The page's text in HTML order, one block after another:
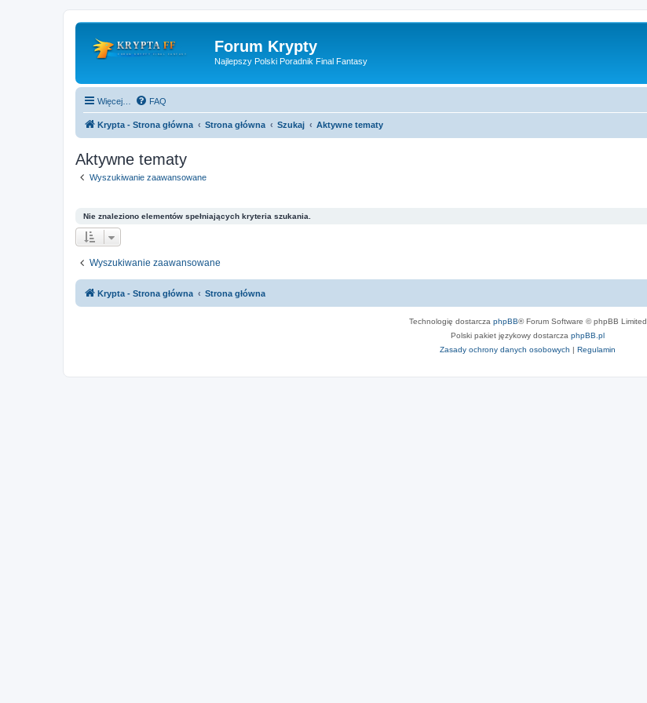
Forum Krypty
Najlepszy Polski Poradnik Final Fantasy
Więcej… FAQ
Krypta - Strona główna Strona główna Szukaj Aktywne tematy
Aktywne tematy
Wyszukiwanie zaawansowane
Nie znaleziono elementów spełniających kryteria szukania.
Wyszukiwanie zaawansowane
Krypta - Strona główna Strona główna
Technologię dostarcza phpBB® Forum Software © phpBB Limited
Polski pakiet językowy dostarcza phpBB.pl
Zasady ochrony danych osobowych | Regulamin